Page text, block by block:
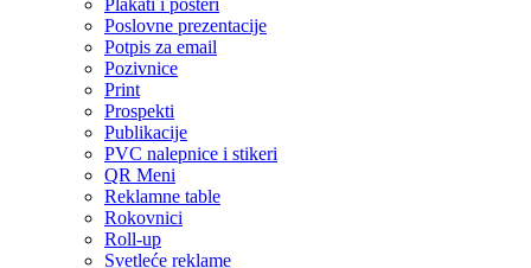
Plakati i posteri
Poslovne prezentacije
Potpis za email
Pozivnice
Print
Prospekti
Publikacije
PVC nalepnice i stikeri
QR Meni
Reklamne table
Rokovnici
Roll-up
Svetleće reklame